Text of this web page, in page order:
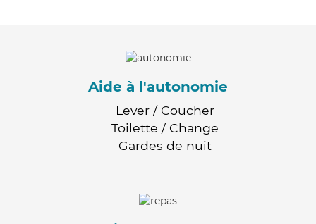
Aide à l'autonomie
Lever / Coucher
Toilette / Change
Gardes de nuit